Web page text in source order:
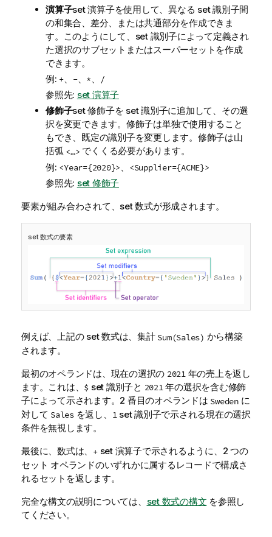
演算子set 演算子を使用して、異なる set 識別子間
の和集合、差分、または共通部分を作成できま
す。このようにして、set 識別子によって定義され
た選択のサブセットまたはスーパーセットを作成
できます。
例: +、 -、 *、 /
参照先: set 演算子
修飾子set 修飾子を set 識別子に追加して、その選
択を変更できます。修飾子は単独で使用すること
もでき、既定の識別子を変更します。修飾子は山
括弧 <…> でくくる必要があります。
例: <Year={2020}> <Supplier={ACME}>
参照先: set 修飾子
要素が組み合わされて、set 数式が形成されます。
set 数式の要素
例えば、上記の set 数式は、集計 Sum(Sales) から構築
されます。
最初のオペランドは、現在の選択の 2021 年の売上を返し
ます。これは、 $ set 識別子と 2021年の選択を含む修飾
子によって示されます。2 番目のオペランドは Swedenに
対して Salesを返し、 1set 識別子で示される現在の選択
条件を無視します。
最後に、数式は、 +set 演算子で示されるように、2 つの
セット オペランドのいずれかに属するレコードで構成さ
れるセットを返します。
完全な構文の説明については、 set 数式の構文 を参照し
てください。